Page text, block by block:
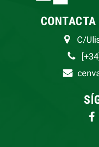
CONTACTA
C/